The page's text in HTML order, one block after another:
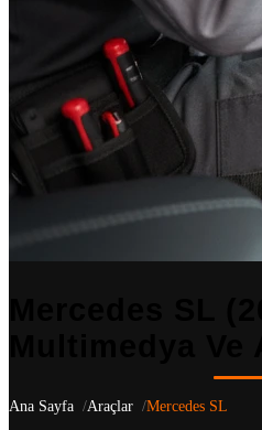
Ana Sayfa Araçlar Mercedes SL